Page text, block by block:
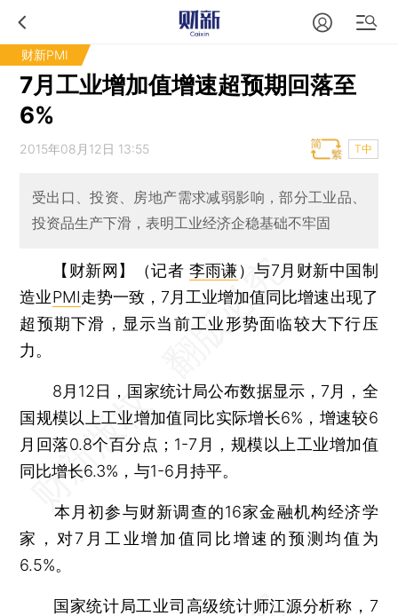
财新PMI
7月工业增加值增速超预期回落至
6%
2015年08月12日 13:55 T中
受出口、投资、房地产需求减弱影响，部分工业品、
投资品生产下滑，表明工业经济企稳基础不牢固
【财新网】（记者 李雨谦）与7月财新中国制
造业PMI走势一致，7月工业增加值同比增速出现了
超预期下滑，显示当前工业形势面临较大下行压
力。
8月12日，国家统计局公布数据显示，7月，全
国规模以上工业增加值同比实际增长6%，增速较6
月回落0.8个百分点；1-7月，规模以上工业增加值
同比增长6.3%，与1-6月持平。
本月初参与财新调查的16家金融机构经济学
家，对7月工业增加值同比增速的预测均值为
6.5%。
国家统计局工业司高级统计师江源分析称，7